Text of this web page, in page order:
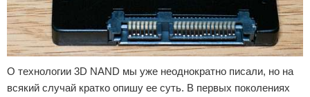
О технологии 3D NAND мы уже неоднократно писали, но на
всякий случай кратко опишу ее суть. В первых поколениях